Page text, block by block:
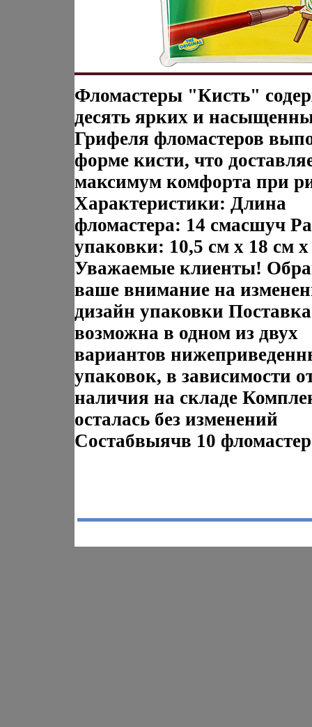
Фломастеры "Кисть"
десять ярких и
Грифеля фломастеров
форме кисти, что
максимум комфорта при
Характеристики: Длина
фломастера: 14 смасшуч
упаковки: 10,5 см x 18 см
Уважаемые клиенты!
ваше внимание на
дизайн упаковки Поставка
возможна в одном из двух
вариантов
упаковок, в зависимости
наличия на складе
осталась без изменений
Состабвыячв 10